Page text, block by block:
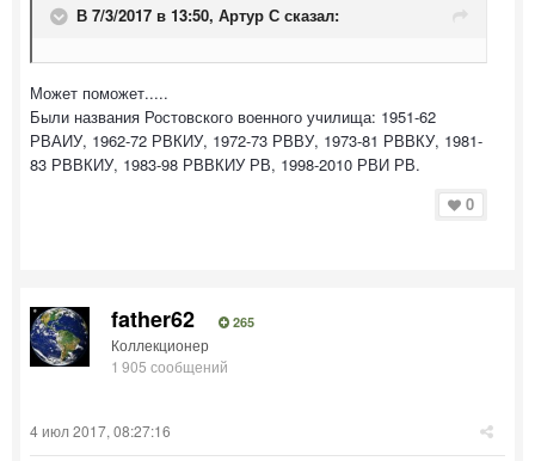
В 7/3/2017 в 13:50, Артур С сказал:
Может поможет.....
Были названия Ростовского военного училища: 1951-62
РВАИУ, 1962-72 РВКИУ, 1972-73 РВВУ, 1973-81 РВВКУ, 1981-
83 РВВКИУ, 1983-98 РВВКИУ РВ, 1998-2010 РВИ РВ.
0
father62 265
Коллекционер
1 905 сообщений
4 июл 2017, 08:27:16